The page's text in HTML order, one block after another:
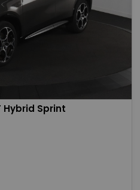
Hybrid Sprint